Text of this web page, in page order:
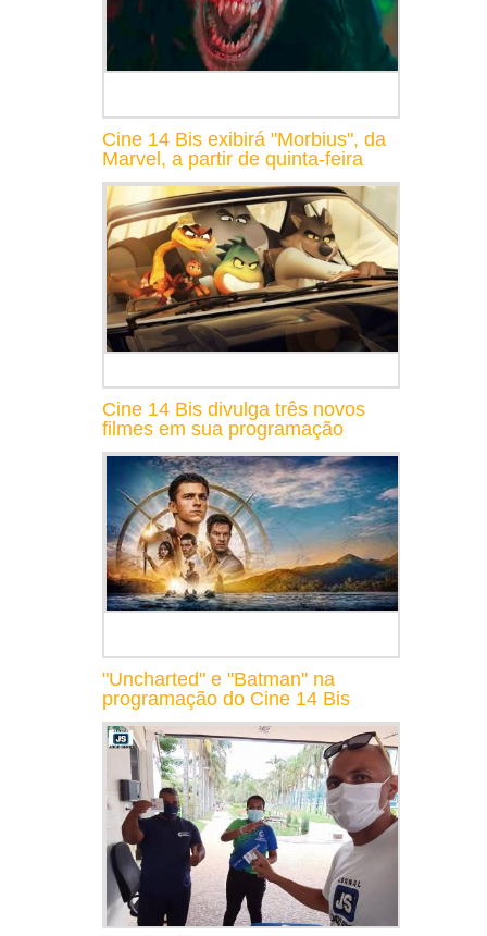
Cine 14 Bis exibirá "Morbius", da
Marvel, a partir de quinta-feira
Cine 14 Bis divulga três novos
filmes em sua programação
"Uncharted" e "Batman" na
programação do Cine 14 Bis